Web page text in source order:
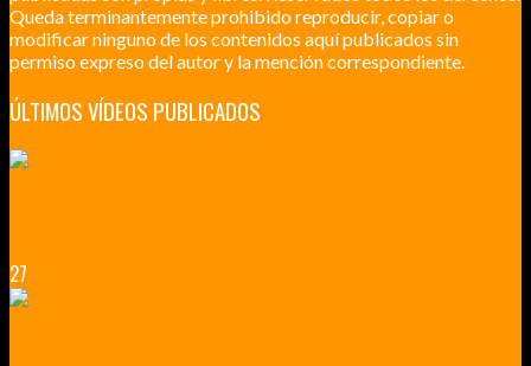
Queda terminantemente prohibido reproducir, copiar o
modificar ninguno de los contenidos aquí publicados sin
permiso expreso del autor y la mención correspondiente.
ÚLTIMOS VÍDEOS PUBLICADOS
27